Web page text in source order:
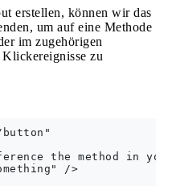
erstellen, können wir das
um auf eine Methode
im zugehörigen
zu
button"
the method in
/>